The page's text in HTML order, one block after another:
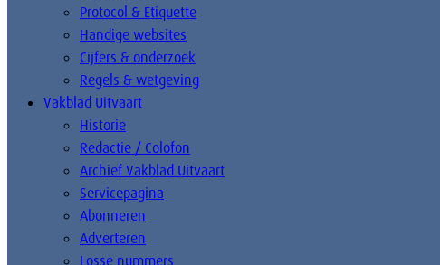
Protocol & Etiquette
Handige websites
Cijfers & onderzoek
Regels & wetgeving
Vakblad Uitvaart
Historie
Redactie / Colofon
Archief Vakblad Uitvaart
Servicepagina
Abonneren
Adverteren
Losse nummers